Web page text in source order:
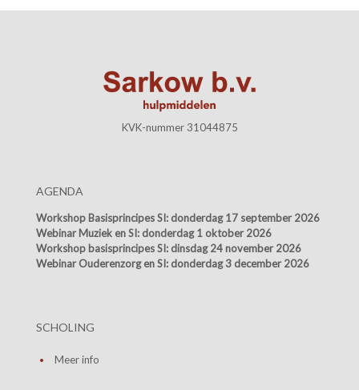
KVK-nummer 31044875
AGENDA
Workshop Basisprincipes SI: donderdag 17 september 2026
Webinar Muziek en SI: donderdag 1 oktober 2026
Workshop basisprincipes SI: dinsdag 24 november 2026
Webinar Ouderenzorg en SI: donderdag 3 december 2026
SCHOLING
Meer info